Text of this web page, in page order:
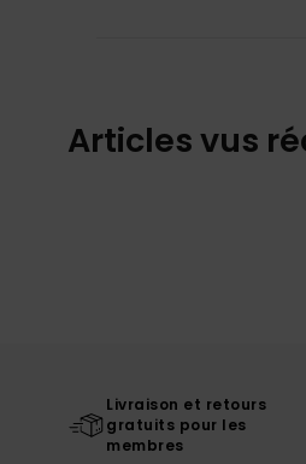
Articles vus
Livraison et retours
gratuits pour les
membres